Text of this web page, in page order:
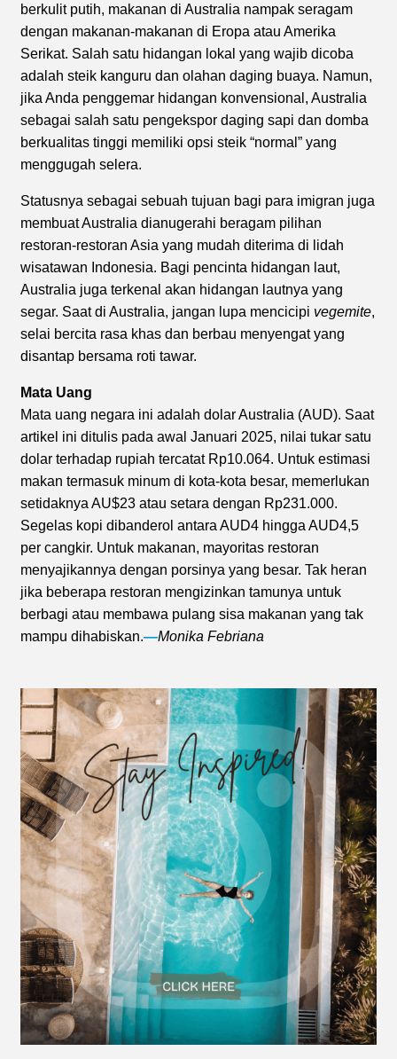
berkulit putih, makanan di Australia nampak seragam
dengan makanan-makanan di Eropa atau Amerika
Serikat. Salah satu hidangan lokal yang wajib dicoba
adalah steik kanguru dan olahan daging buaya. Namun,
jika Anda penggemar hidangan konvensional, Australia
sebagai salah satu pengekspor daging sapi dan domba
berkualitas tinggi memiliki opsi steik “normal” yang
menggugah selera.
Statusnya sebagai sebuah tujuan bagi para imigran juga
membuat Australia dianugerahi beragam pilihan
restoran-restoran Asia yang mudah diterima di lidah
wisatawan Indonesia. Bagi pencinta hidangan laut,
Australia juga terkenal akan hidangan lautnya yang
segar. Saat di Australia, jangan lupa mencicipi vegemite,
selai bercita rasa khas dan berbau menyengat yang
disantap bersama roti tawar.
Mata Uang
Mata uang negara ini adalah dolar Australia (AUD). Saat
artikel ini ditulis pada awal Januari 2025, nilai tukar satu
dolar terhadap rupiah tercatat Rp10.064. Untuk estimasi
makan termasuk minum di kota-kota besar, memerlukan
setidaknya AU$23 atau setara dengan Rp231.000.
Segelas kopi dibanderol antara AUD4 hingga AUD4,5
per cangkir. Untuk makanan, mayoritas restoran
menyajikannya dengan porsinya yang besar. Tak heran
jika beberapa restoran mengizinkan tamunya untuk
berbagi atau membawa pulang sisa makanan yang tak
mampu dihabiskan.—Monika Febriana